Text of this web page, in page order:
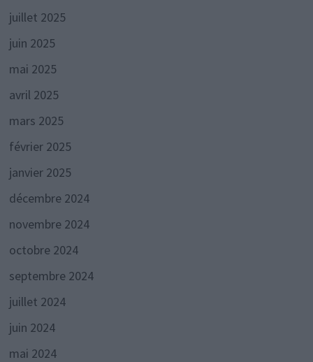
juillet 2025
juin 2025
mai 2025
avril 2025
mars 2025
février 2025
janvier 2025
décembre 2024
novembre 2024
octobre 2024
septembre 2024
juillet 2024
juin 2024
mai 2024